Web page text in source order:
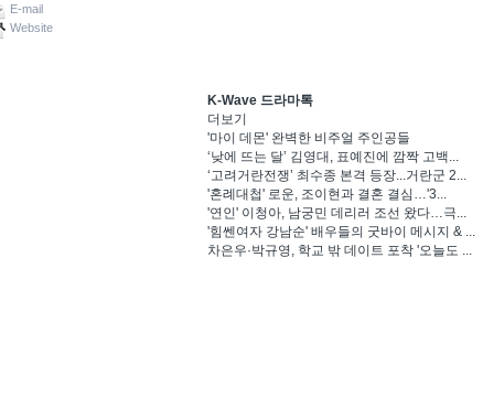
E-mail
Website
K-Wave 드라마톡
더보기
'마이 데몬' 완벽한 비주얼 주인공들
‘낮에 뜨는 달’ 김영대, 표예진에 깜짝 고백...
‘고려거란전쟁’ 최수종 본격 등장...거란군 2...
'혼례대첩' 로운, 조이현과 결혼 결심…'3...
'연인' 이청아, 남궁민 데리러 조선 왔다…극...
'힘쎈여자 강남순' 배우들의 굿바이 메시지 & ...
차은우·박규영, 학교 밖 데이트 포착 '오늘도 ...